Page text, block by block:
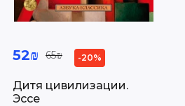
Дитя цивилизации.
Эссе
52₪ 65₪ -20%